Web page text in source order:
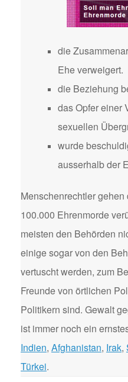
die
Ehe verweigert.
die Beziehung
das Opfer einer
sexuellen
wurde
ausserhalb der
Menschenrechtler
100.000 Ehrenmorde
meisten den Behörden
einige sogar von den
vertuscht werden, zum
Freunde von örtlichen
Politikern sind. Gewalt
ist immer noch ein
Indien, Afghanistan, Irak,
Türkei.